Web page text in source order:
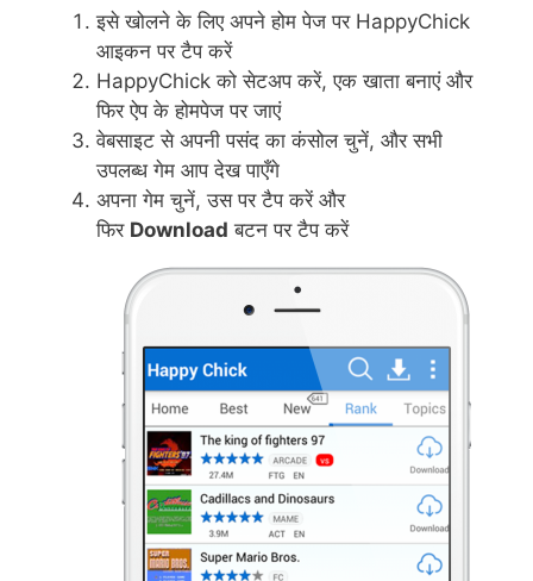
इसे खोलने के लिए अपने होम पेज पर HappyChick
आइकन पर टैप करें
HappyChick को सेटअप करें, एक खाता बनाएं और
फिर ऐप के होमपेज पर जाएं
वेबसाइट से अपनी पसंद का कंसोल चुनें, और सभी
उपलब्ध गेम आप देख पाएँगे
अपना गेम चुनें, उस पर टैप करें और
फिर Download बटन पर टैप करें